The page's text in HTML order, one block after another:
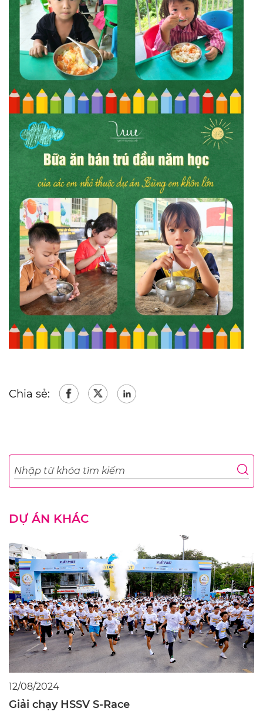
Chia sẻ:
DỰ ÁN KHÁC
12/08/2024
Giải chạy HSSV S-Race